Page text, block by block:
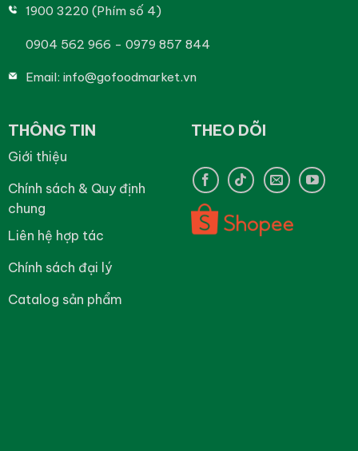
1900 3220 (Phím số 4)
0904 562 966 - 0979 857 844
Email: info@gofoodmarket.vn
THÔNG TIN
Giới thiệu
Chính sách & Quy định
chung
Liên hệ hợp tác
Chính sách đại lý
Catalog sản phẩm
THEO DÕI